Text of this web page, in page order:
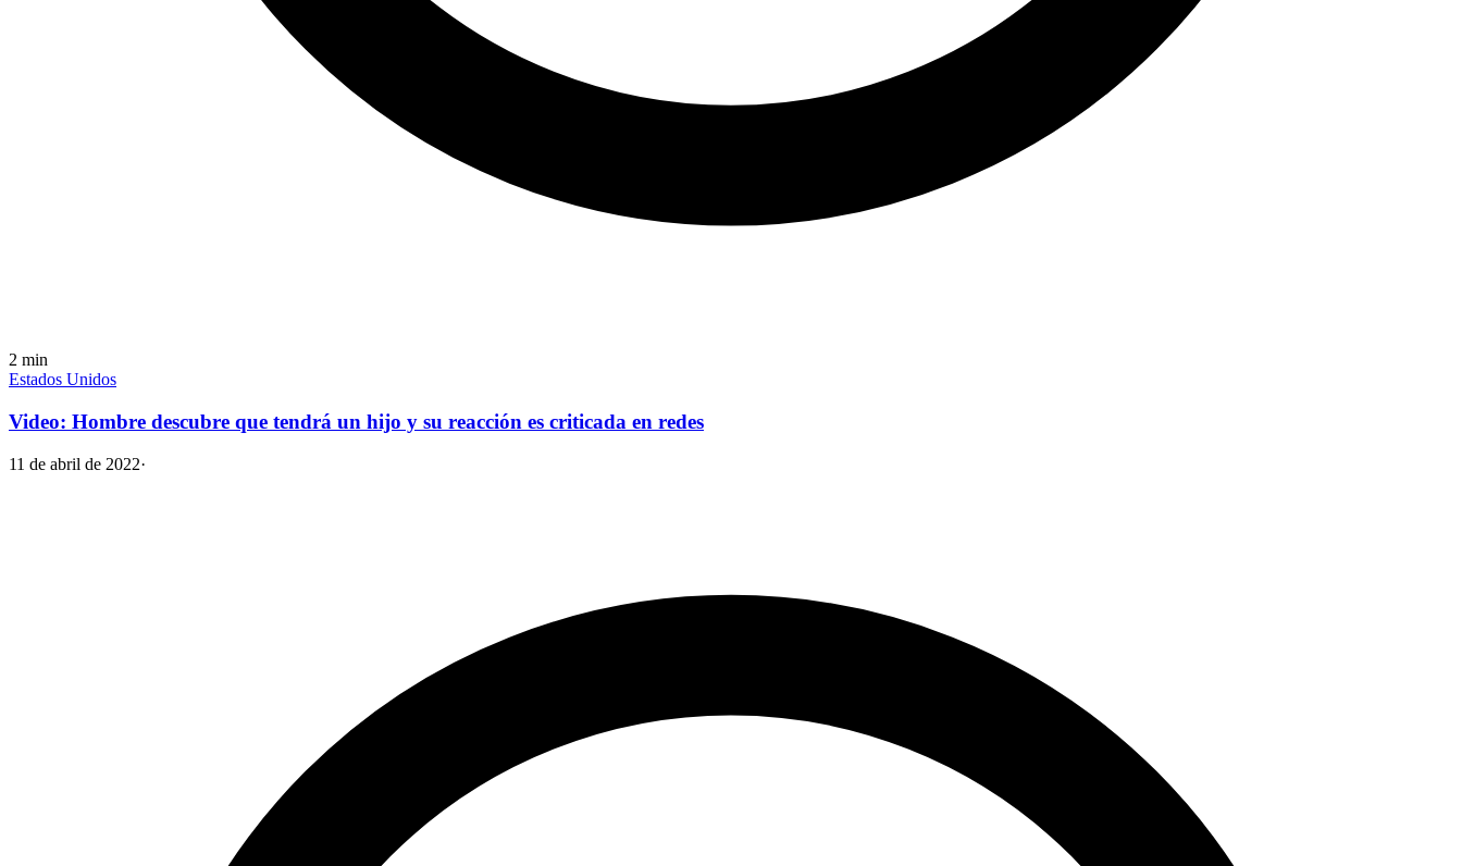
2 min
Estados Unidos
Video: Hombre descubre que tendrá un hijo y su reacción es criticada en redes
11 de abril de 2022·